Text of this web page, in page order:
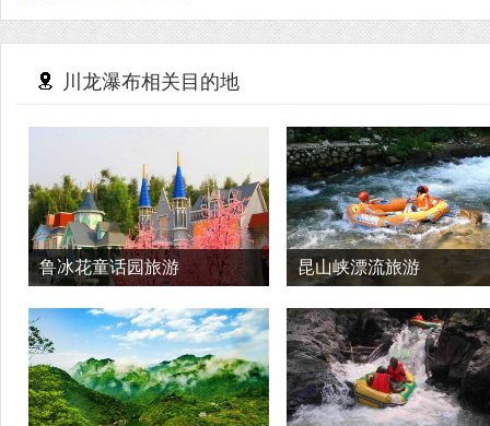
川龙瀑布相关目的地
鲁冰花童话园旅游 昆山峡漂流旅游